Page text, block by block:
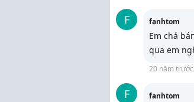
F fanhtom
Em chả
qua em
20 năm trước
F fanhtom